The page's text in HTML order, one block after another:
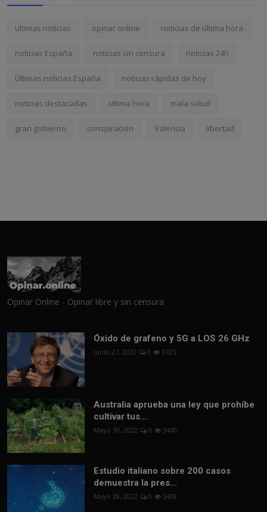
ultimas noticias opinar online noticias de última hora
noticias España noticias sin censura noticias 24h
Últimas noticias España noticias rápidas de hoy
noticias destacadas ultima hora mala salud
gran gobierno conspiración Valencia libertad
Opinar Online - Opinar libre y sin censura
Óxido de grafeno y 5G a LOS 26 GHz
Junio 27, 2022 0 3725
Australia aprueba una ley que prohíbe
cultivar tus...
Mayo 10, 2022 0 3440
Estudio italiano sobre 200 casos
demuestra la pres...
Mayo 28, 2022 0 3438